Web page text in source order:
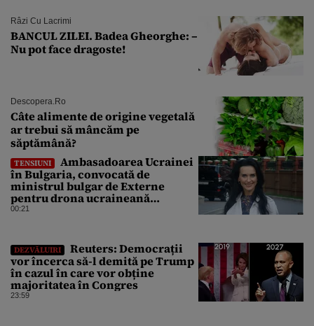
Râzi Cu Lacrimi
BANCUL ZILEI. Badea Gheorghe: –
Nu pot face dragoste!
Descopera.ro
Câte alimente de origine vegetală
ar trebui să mâncăm pe
săptămână?
TENSIUNI
Ambasadoarea Ucrainei
în Bulgaria, convocată de
ministrul bulgar de Externe
pentru drona ucraineană
prăbușită în apropierea
00:21
DEZVĂLUIRI
Reuters: Democrații
vor încerca să-l demită pe Trump
în cazul în care vor obține
majoritatea în Congres
23:59